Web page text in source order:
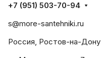
+7 (951) 503-70-94
s@more-santehniki.ru
Россия, Ростов-на-Дону